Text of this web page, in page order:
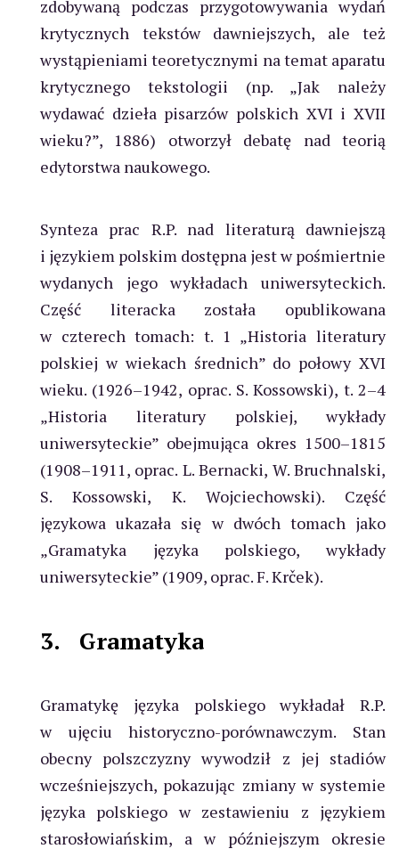
zdobywaną podczas przygotowywania wydań
krytycznych tekstów dawniejszych, ale też
wystąpieniami teoretycznymi na temat aparatu
krytycznego tekstologii (np. „Jak należy
wydawać dzieła pisarzów polskich XVI i XVII
wieku?”, 1886) otworzył debatę nad teorią
edytorstwa naukowego.
Synteza prac R.P. nad literaturą dawniejszą
i językiem polskim dostępna jest w pośmiertnie
wydanych jego wykładach uniwersyteckich.
Część literacka została opublikowana
w czterech tomach: t. 1 „Historia literatury
polskiej w wiekach średnich” do połowy XVI
wieku. (1926–1942, oprac. S. Kossowski), t. 2–4
„Historia literatury polskiej, wykłady
uniwersyteckie” obejmująca okres 1500–1815
(1908–1911, oprac. L. Bernacki, W. Bruchnalski,
S. Kossowski, K. Wojciechowski). Część
językowa ukazała się w dwóch tomach jako
„Gramatyka języka polskiego, wykłady
uniwersyteckie” (1909, oprac. F. Krček).
3. Gramatyka
Gramatykę języka polskiego wykładał R.P.
w ujęciu historyczno-porównawczym. Stan
obecny polszczyzny wywodził z jej stadiów
wcześniejszych, pokazując zmiany w systemie
języka polskiego w zestawieniu z językiem
starosłowiańskim, a w późniejszym okresie